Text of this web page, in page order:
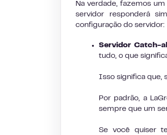
Na verdade, fazemos
servidor responderá
configuração do servidor:
Servidor Catch-all
tudo, o que
Isso significa que,
Por padrão, a
sempre que um
Se você quiser